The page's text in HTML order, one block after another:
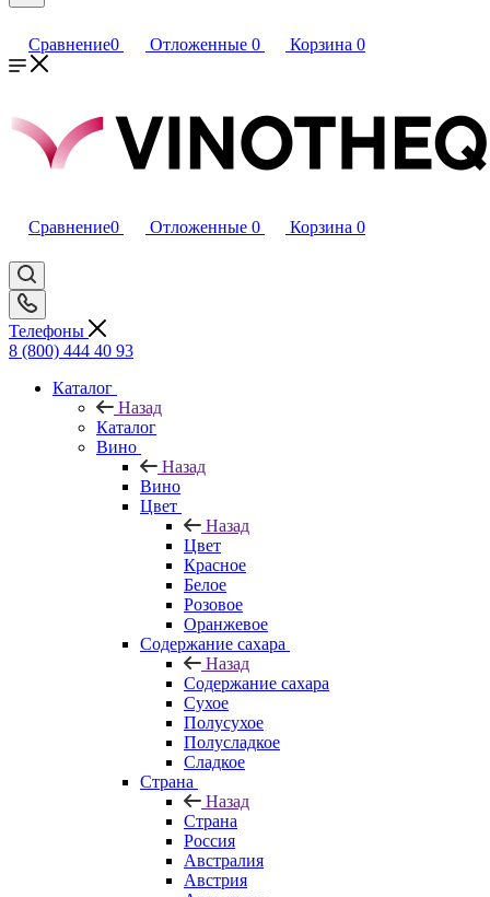
Сравнение0 Отложенные 0 Корзина 0
Сравнение0 Отложенные 0 Корзина 0
Телефоны
8 (800) 444 40 93
Каталог
Назад
Каталог
Вино
Назад
Вино
Цвет
Назад
Цвет
Красное
Белое
Розовое
Оранжевое
Содержание сахара
Назад
Содержание сахара
Сухое
Полусухое
Полусладкое
Сладкое
Страна
Назад
Страна
Россия
Австралия
Австрия